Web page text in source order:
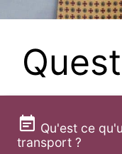
Qu'est ce
transport ?